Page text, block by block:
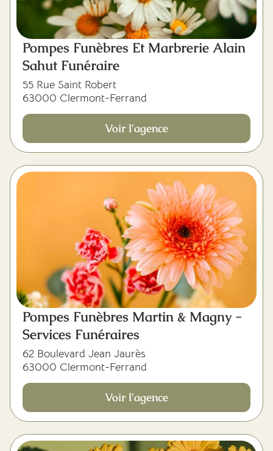
Pompes Funèbres Et Marbrerie Alain
Sahut Funéraire
55 Rue Saint Robert
63000 Clermont-Ferrand
Voir l'agence
Pompes Funèbres Martin & Magny -
Services Funéraires
62 Boulevard Jean Jaurès
63000 Clermont-Ferrand
Voir l'agence